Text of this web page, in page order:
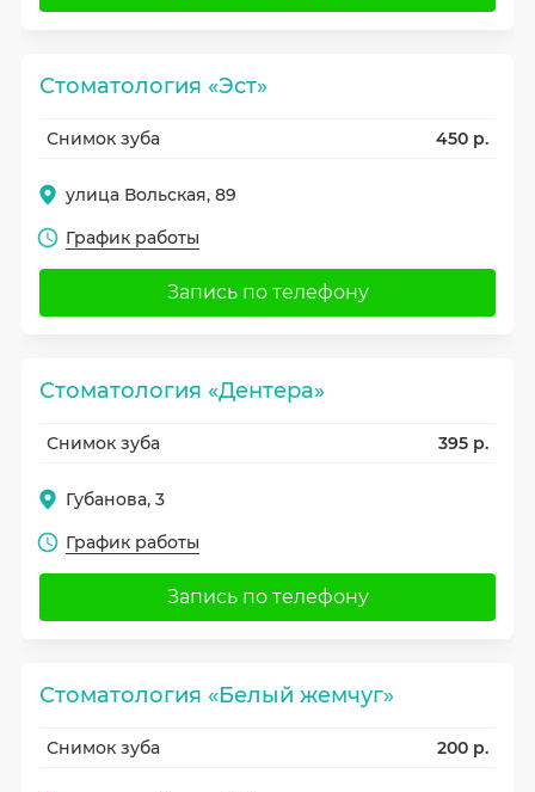
Стоматология «Эст»
Снимок зуба 450 р.
улица Вольская, 89
График работы
Запись по телефону
Стоматология «Дентера»
Снимок зуба 395 р.
Губанова, 3
График работы
Запись по телефону
Стоматология «Белый жемчуг»
Снимок зуба 200 р.